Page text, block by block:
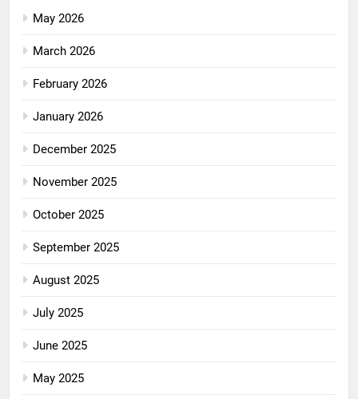
May 2026
March 2026
February 2026
January 2026
December 2025
November 2025
October 2025
September 2025
August 2025
July 2025
June 2025
May 2025